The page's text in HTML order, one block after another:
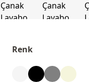
Renk